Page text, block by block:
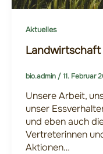
Aktuelles
bio.admin / 11. Februar
Unsere Arbeit,
unser
und eben auch
Vertreterinnen
Aktionen…